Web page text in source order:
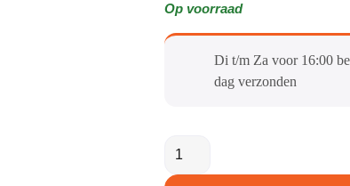
Op voorraad
Di t/m Za voor 16:00
dag verzonden​